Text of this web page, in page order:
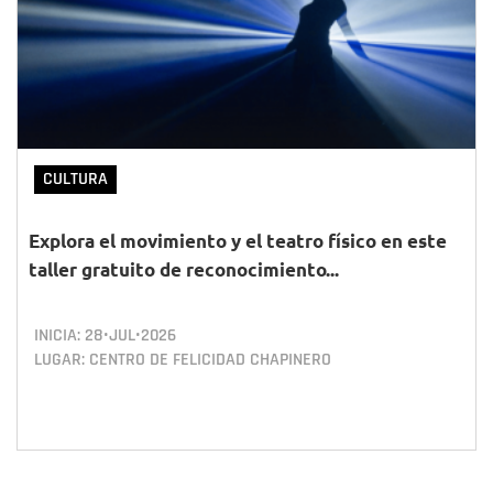
CULTURA
Explora el movimiento y el teatro físico en este
taller gratuito de reconocimiento...
INICIA: 28•JUL•2026
LUGAR: CENTRO DE FELICIDAD CHAPINERO